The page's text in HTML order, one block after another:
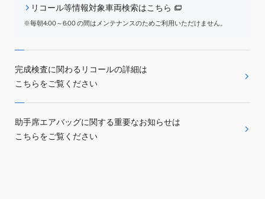
リコール等情報対象車両検索はこちら
※毎朝4:00～6:00 の間はメンテナンスのためご利用いただけません。
完成検査に関わるリコールの詳細は
こちらをご覧ください
助手席エアバッグに関する重要なお知らせは
こちらをご覧ください